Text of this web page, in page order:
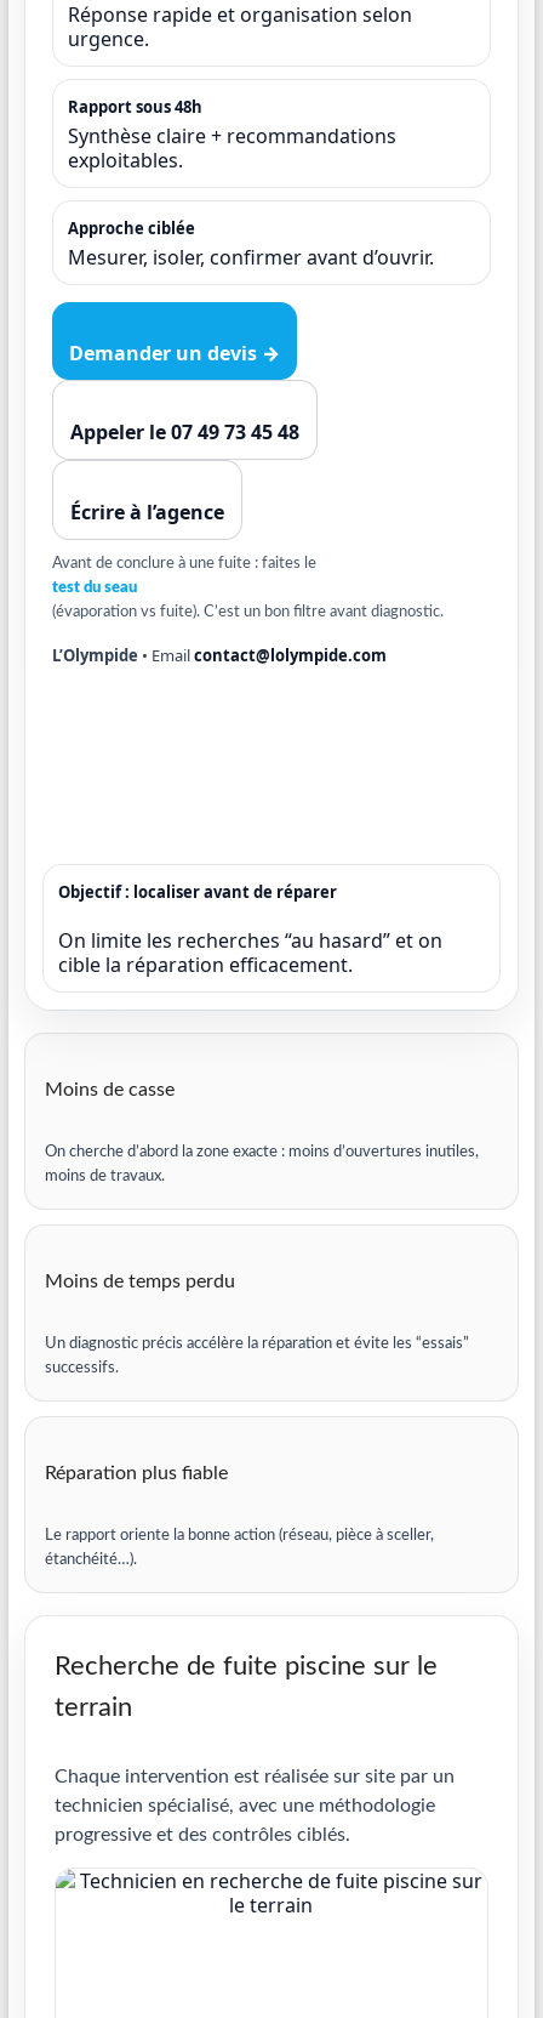
Réponse rapide et organisation selon
urgence.
Rapport sous 48h
Synthèse claire + recommandations
exploitables.
Approche ciblée
Mesurer, isoler, confirmer avant d’ouvrir.
Demander un devis →
Appeler le 07 49 73 45 48
Écrire à l’agence
Avant de conclure à une fuite : faites le
test du seau
(évaporation vs fuite). C’est un bon filtre avant diagnostic.
L’Olympide • Emailcontact@lolympide.com
Objectif : localiser avant de réparer
On limite les recherches “au hasard” et on
cible la réparation efficacement.
Moins de casse
On cherche d’abord la zone exacte : moins d’ouvertures inutiles,
moins de travaux.
Moins de temps perdu
Un diagnostic précis accélère la réparation et évite les “essais”
successifs.
Réparation plus fiable
Le rapport oriente la bonne action (réseau, pièce à sceller,
étanchéité…).
Recherche de fuite piscine sur le
terrain
Chaque intervention est réalisée sur site par un
technicien spécialisé, avec une méthodologie
progressive et des contrôles ciblés.